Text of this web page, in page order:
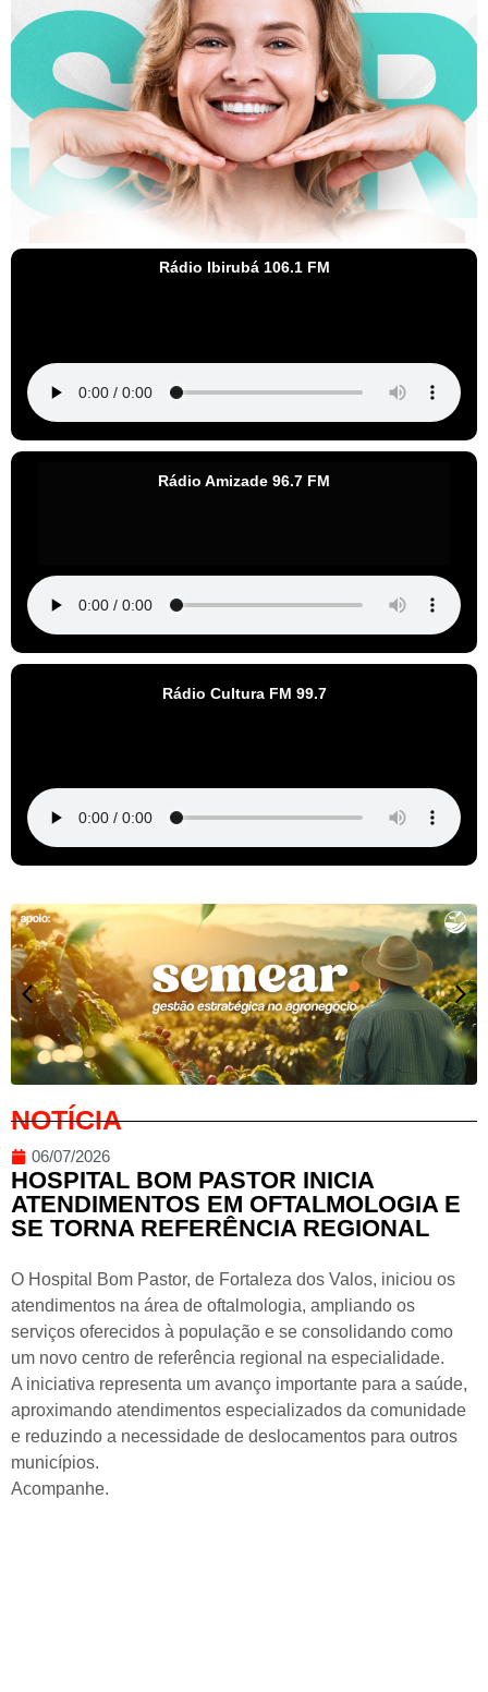
Rádio Ibirubá 106.1 FM
Rádio Amizade 96.7 FM
Rádio Cultura FM 99.7
NOTÍCIA
06/07/2026
HOSPITAL BOM PASTOR INICIA
ATENDIMENTOS EM OFTALMOLOGIA E
SE TORNA REFERÊNCIA REGIONAL
O Hospital Bom Pastor, de Fortaleza dos Valos, iniciou os
atendimentos na área de oftalmologia, ampliando os
serviços oferecidos à população e se consolidando como
um novo centro de referência regional na especialidade.
A iniciativa representa um avanço importante para a saúde,
aproximando atendimentos especializados da comunidade
e reduzindo a necessidade de deslocamentos para outros
municípios.
Acompanhe.